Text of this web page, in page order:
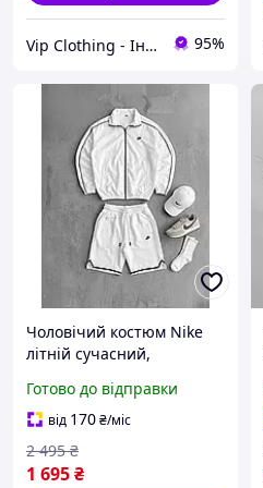
Vip Clothing - Інтернет магазин брендового одягу 95%
Чоловічий костюм Nike
літній сучасний,
Найк для спорту та
прогулянок, Стильні
шорти та вітровка на літо
Готово до відправки
від 170₴/міс
1 695₴
2 495 ₴